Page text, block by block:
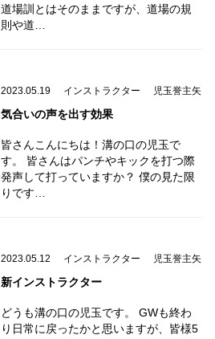
道場訓とはそのままですが、道場の規
則や道…
2023.05.19 インストラクター 児玉誉主矢
気合いの声を出す効果
皆さんこんにちは！溝の口の児玉で
す。 皆さんはパンチやキックを打つ際
発声して打っていますか？ 僕の見た限
りです…
2023.05.12 インストラクター 児玉誉主矢
新インストラクター
どうも溝の口の児玉です。 GWも終わ
り日常に戻ったかと思いますが、皆様5